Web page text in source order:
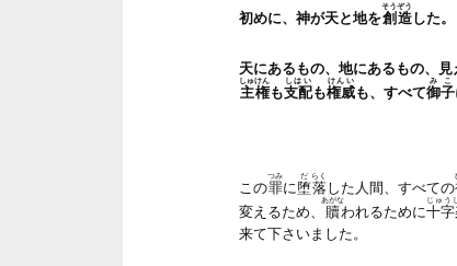
初めに、神が天と地を創造
そうぞう
した。
天にあるもの、地にあるもの、見
主権
しゅけん
も支配
しはい
も権威
けんい
も、すべて御子
みこ
この罪
つみ
に 堕
だ
落
らく
した人間、すべての
変えるため、
贖
あがな
われるために十
じゅう
来て下さいました。